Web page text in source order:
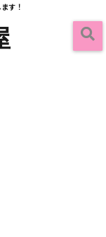
す！